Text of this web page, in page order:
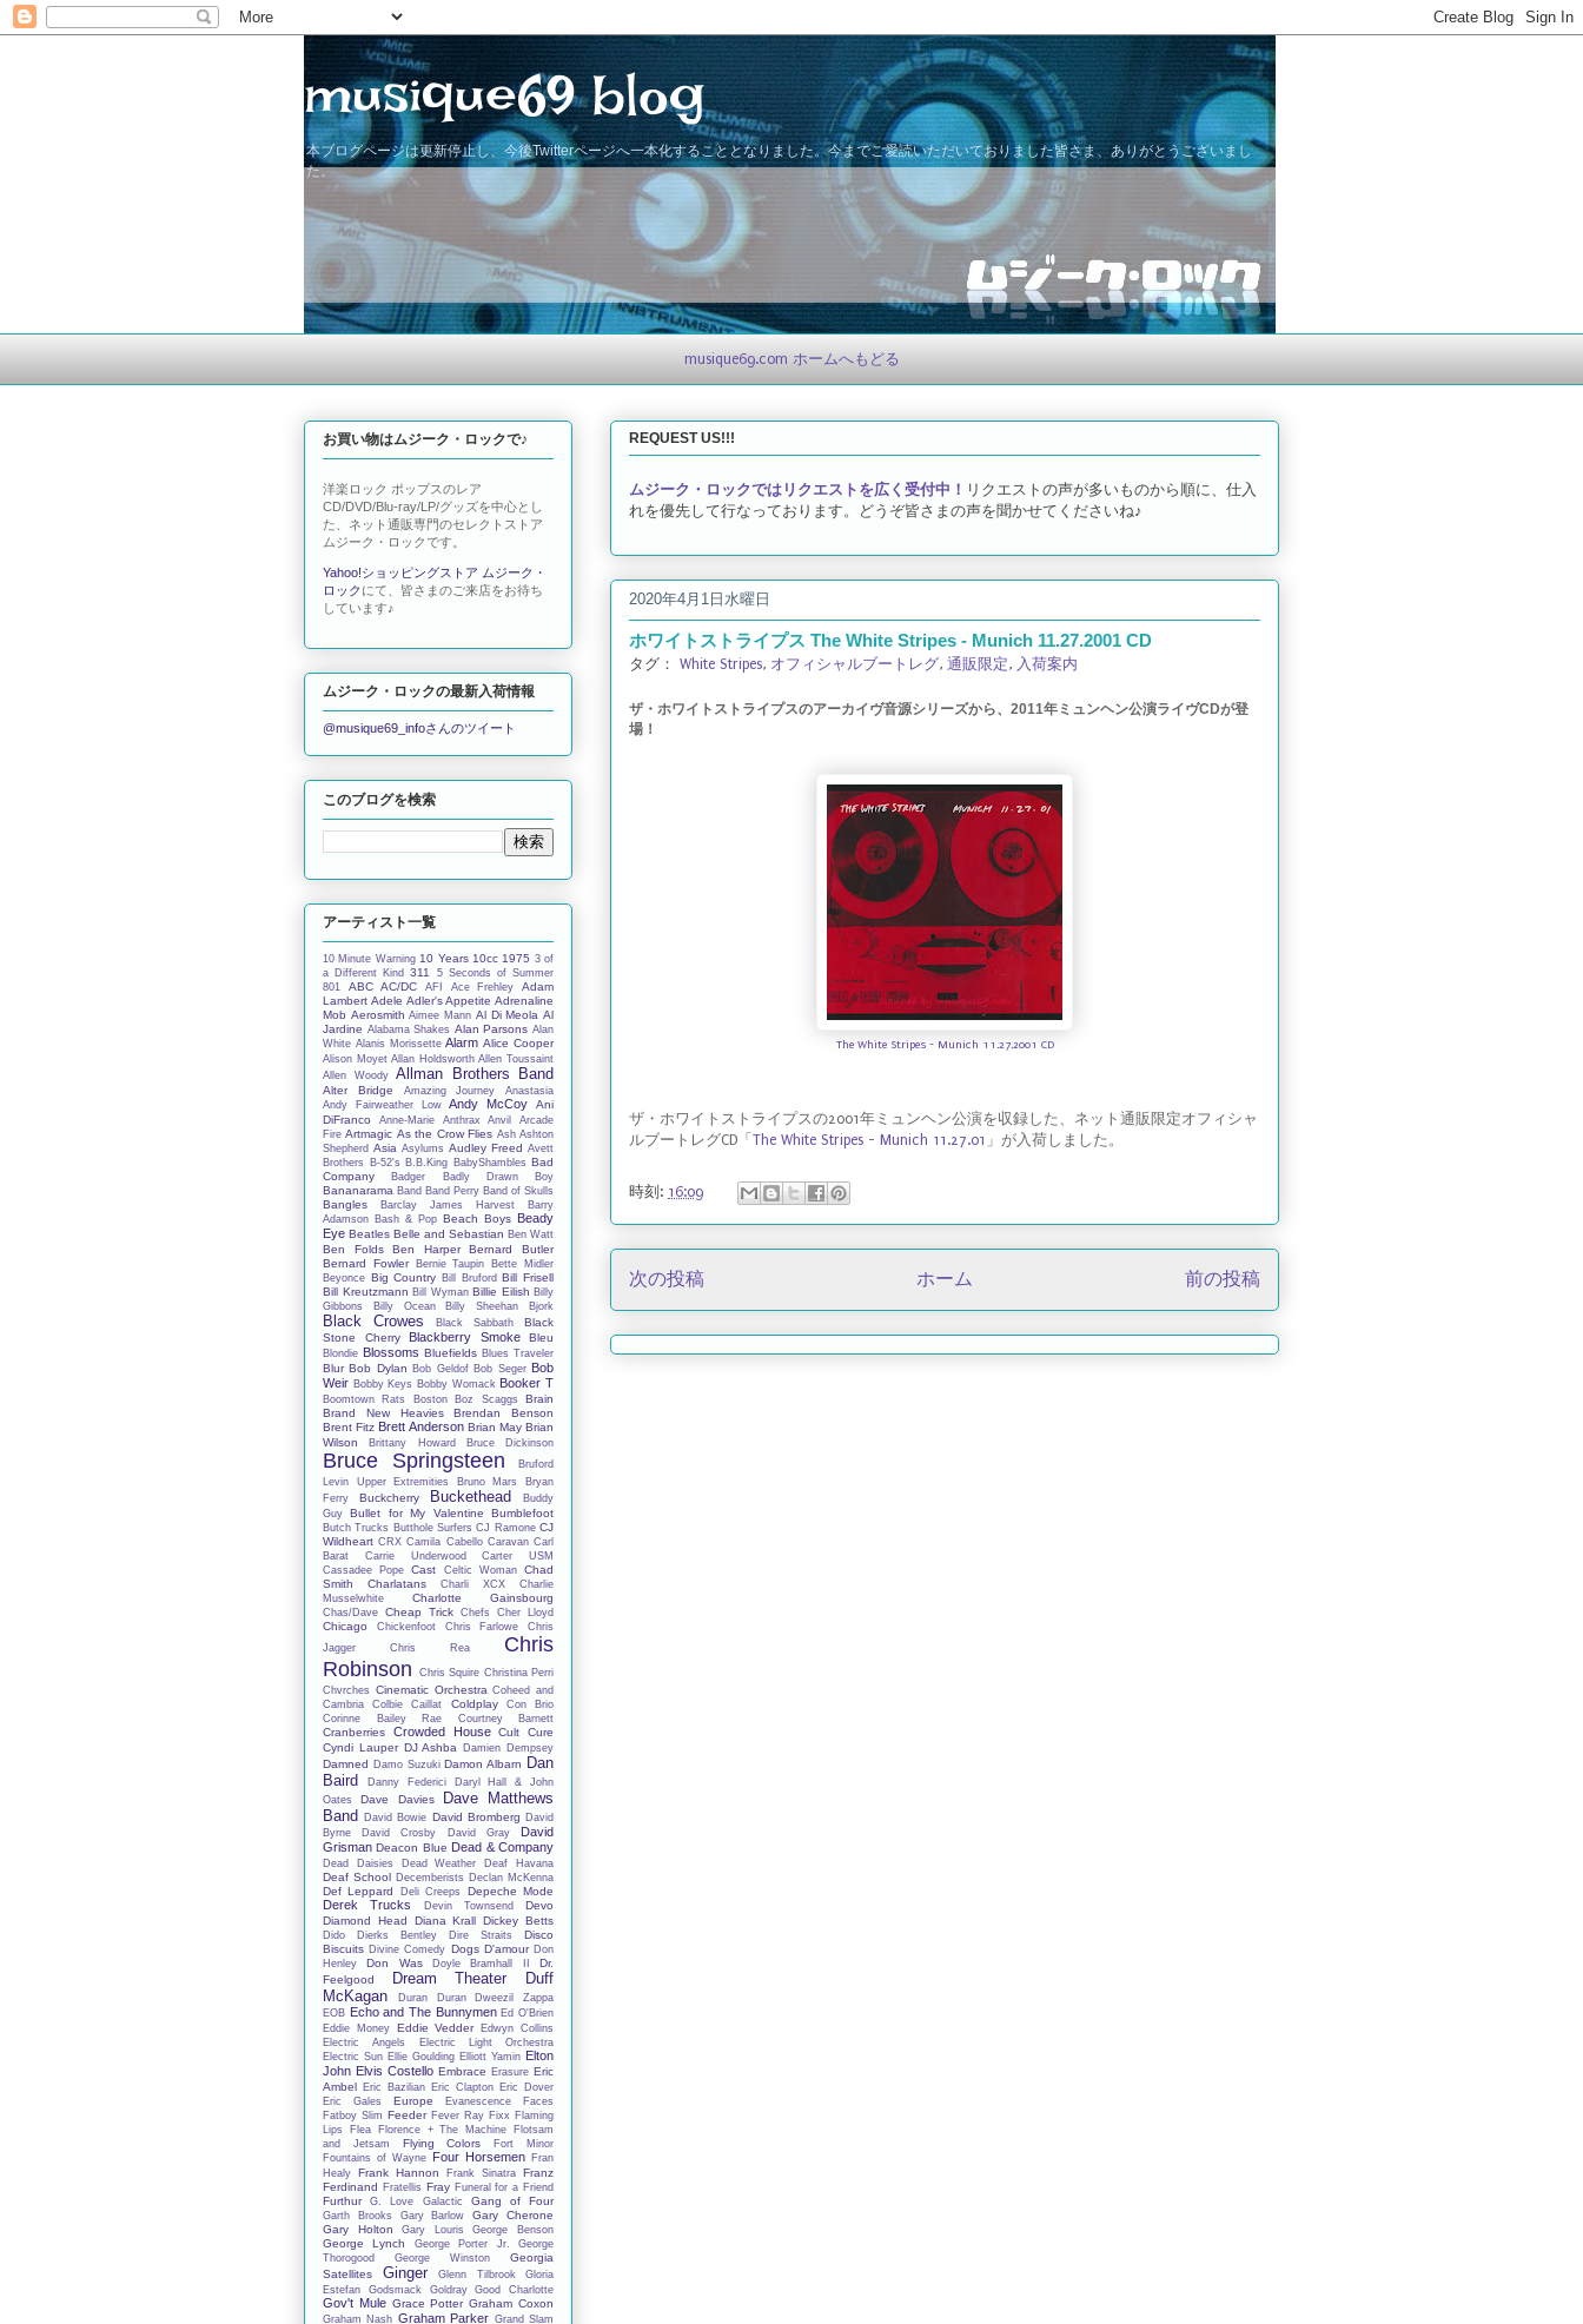
musique69 blog
本ブログページは更新停止し、今後Twitterページへ一本化することとなりました。今までご愛読いただいておりました皆さま、ありがとうございまし
た。
musique69.com ホームへもどる
REQUEST US!!!
ムジーク・ロックではリクエストを広く受付中！ リクエストの声が多いものから順に、仕入
れを優先して行なっております。どうぞ皆さまの声を聞かせてくださいね♪
2020年4月1日水曜日
ホワイトストライプス The White Stripes - Munich 11.27.2001 CD
タグ： White Stripes, オフィシャルブートレグ, 通販限定, 入荷案内
ザ・ホワイトストライプスのアーカイヴ音源シリーズから、2011年ミュンヘン公演ライヴCDが登
場！
The White Stripes - Munich 11.27.2001 CD
ザ・ホワイトストライプスの2001年ミュンヘン公演を収録した、ネット通販限定オフィシャ
ルブートレグCD「 The White Stripes - Munich 11.27.01 」が入荷しました。
時刻: 16:09
次の投稿 前の投稿
ホーム
お買い物はムジーク・ロックで♪
洋楽ロック ポップスのレア
CD/DVD/Blu-ray/LP/グッズを中心とし
た、ネット通販専門のセレクトストア
ムジーク・ロックです。
Yahoo!ショッピングストア ムジーク・
ロック にて、皆さまのご来店をお待ち
しています♪
ムジーク・ロックの最新入荷情報
@musique69_infoさんのツイート
このブログを検索
アーティスト一覧
10 Minute Warning 10 Years 10cc 1975 3 of
a Different Kind
311
5 Seconds of Summer
801
ABC AC/DC AFI Ace Frehley
Adam
Lambert Adele Adler's Appetite Adrenaline
Mob Aerosmith Aimee Mann Al Di Meola Al
Jardine Alabama Shakes Alan Parsons Alan
White Alanis Morissette Alarm Alice Cooper
Alison Moyet Allan Holdsworth Allen Toussaint
Allen Woody
Allman Brothers Band
Alter Bridge Amazing Journey
Anastasia
Andy Fairweather Low
Andy McCoy
Ani
DiFranco
Anne-Marie Anthrax Anvil
Arcade
Fire Artmagic As the Crow Flies Ash Ashton
Shepherd Asia Asylums Audley Freed Avett
Brothers
B-52's B.B.King BabyShambles Bad
Company
Badger Badly Drawn Boy
Bananarama Band Band Perry Band of Skulls
Bangles Barclay James Harvest
Barry
Adamson Bash & Pop Beach Boys Beady
Eye Beatles Belle and Sebastian Ben Watt
Ben Folds Ben Harper
Bernard Butler
Bernard Fowler
Bernie Taupin
Bette Midler
Beyonce Big Country Bill Bruford Bill Frisell
Bill Kreutzmann Bill Wyman Billie Eilish Billy
Gibbons
Billy Ocean Billy Sheehan Bjork
Black Crowes Black Sabbath
Black
Stone Cherry
Blackberry Smoke Bleu
Blondie Blossoms Bluefields Blues Traveler
Blur Bob Dylan Bob Geldof Bob Seger Bob
Weir Bobby Keys Bobby Womack Booker T
Boomtown Rats Boston Boz Scaggs
Brain
Brand New Heavies
Brendan Benson
Brent Fitz Brett Anderson Brian May Brian
Wilson
Brittany Howard Bruce Dickinson
Bruce Springsteen
Bruford
Levin Upper Extremities
Bruno Mars
Bryan
Ferry
Buckcherry Buckethead
Buddy
Guy
Bullet for My Valentine Bumblefoot
Butch Trucks Butthole Surfers CJ Ramone CJ
Wildheart CRX Camila Cabello Caravan Carl
Barat
Carrie Underwood
Carter USM
Cassadee Pope
Cast Celtic Woman
Chad
Smith
Charlatans Charli XCX
Charlie
Musselwhite
Charlotte Gainsbourg
Chas/Dave Cheap Trick Chefs Cher Lloyd
Chicago Chickenfoot Chris Farlowe
Chris
Jagger
Chris Rea
Chris
Robinson
Chris Squire Christina Perri
Chvrches Cinematic Orchestra Coheed and
Cambria
Colbie Caillat Coldplay
Con Brio
Corinne Bailey Rae
Courtney Barnett
Cranberries Crowded House Cult
Cure
Cyndi Lauper DJ Ashba Damien Dempsey
Damned Damo Suzuki Damon Albarn
Dan
Baird
Danny Federici
Daryl Hall & John
Oates
Dave Davies
Dave Matthews
Band
David Bowie David Bromberg David
Byrne
David Crosby David Gray
David
Grisman Deacon Blue Dead & Company
Dead Daisies Dead Weather Deaf Havana
Deaf School Decemberists Declan McKenna
Def Leppard Deli Creeps Depeche Mode
Derek Trucks Devin Townsend
Devo
Diamond Head
Diana Krall Dickey Betts
Dido Dierks Bentley Dire Straits
Disco
Biscuits Divine Comedy Dogs D'amour Don
Henley
Don Was Doyle Bramhall II
Dr.
Feelgood
Dream Theater
Duff
McKagan
Duran Duran
Dweezil Zappa
EOB Echo and The Bunnymen Ed O'Brien
Eddie Money
Eddie Vedder
Edwyn Collins
Electric Angels
Electric Light Orchestra
Electric Sun Ellie Goulding Elliott Yamin Elton
John Elvis Costello Embrace Erasure Eric
Ambel Eric Bazilian Eric Clapton Eric Dover
Eric Gales
Europe Evanescence
Faces
Fatboy Slim Feeder Fever Ray Fixx Flaming
Lips
Flea Florence + The Machine
Flotsam
and Jetsam
Flying Colors
Fort Minor
Fountains of Wayne Four Horsemen Fran
Healy Frank Hannon Frank Sinatra Franz
Ferdinand Fratellis Fray Funeral for a Friend
Furthur G. Love Galactic Gang of Four
Garth Brooks Gary Barlow
Gary Cherone
Gary Holton
Gary Louris George Benson
George Lynch George Porter Jr.
George
Thorogood
George Winston
Georgia
Satellites
Ginger Glenn Tilbrook
Gloria
Estefan
Godsmack Goldray Good Charlotte
Gov't Mule Grace Potter Graham Coxon
Graham Nash Graham Parker Grand Slam